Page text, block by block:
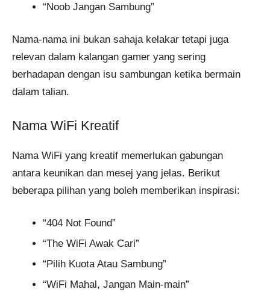
“Noob Jangan Sambung”
Nama-nama ini bukan sahaja kelakar tetapi juga
relevan dalam kalangan gamer yang sering
berhadapan dengan isu sambungan ketika bermain
dalam talian.
Nama WiFi Kreatif
Nama WiFi yang kreatif memerlukan gabungan
antara keunikan dan mesej yang jelas. Berikut
beberapa pilihan yang boleh memberikan inspirasi:
“404 Not Found”
“The WiFi Awak Cari”
“Pilih Kuota Atau Sambung”
“WiFi Mahal, Jangan Main-main”